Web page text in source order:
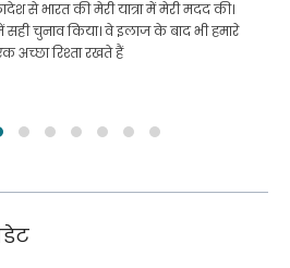
से भारत की मेरी यात्रा में मेरी मदद की।
चुनाव किया। वे इलाज के बाद भी हमारे
अच्छा रिश्ता रखते हैं